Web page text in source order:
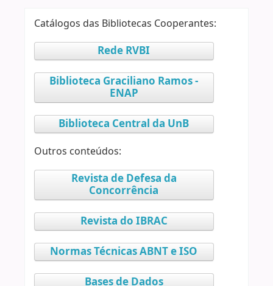
Catálogos das Bibliotecas Cooperantes:
Rede RVBI
Biblioteca Graciliano Ramos -
ENAP
Biblioteca Central da UnB
Outros conteúdos:
Revista de Defesa da
Concorrência
Revista do IBRAC
Normas Técnicas ABNT e ISO
Bases de Dados